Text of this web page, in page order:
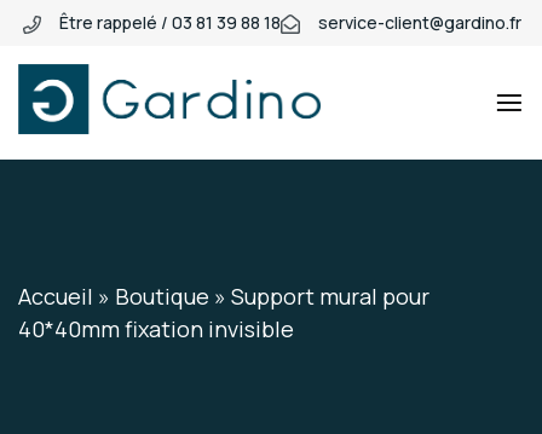
Être rappelé / 03 81 39 88 18 service-client@gardino.fr
Gardino
Gardino
Accueil » Boutique » Support mural pour
40*40mm fixation invisible